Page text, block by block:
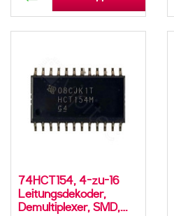
74HCT154, 4-zu-16
Leitungsdekoder,
Demultiplexer, SMD,